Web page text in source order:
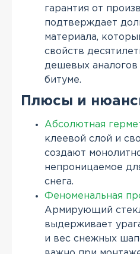
гарантия от
подтверждает
материала,
свойств
дешевых аналогов
битуме.
Плюсы и
Абсолютная
клеевой слой и
создают
непроницаемое
снега.
Феноменальная
Армирующий
выдерживает
и вес снежных